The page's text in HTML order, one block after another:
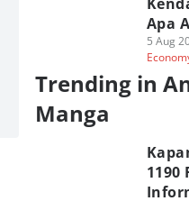
Apa
5 Aug
Trending in
Manga
1190